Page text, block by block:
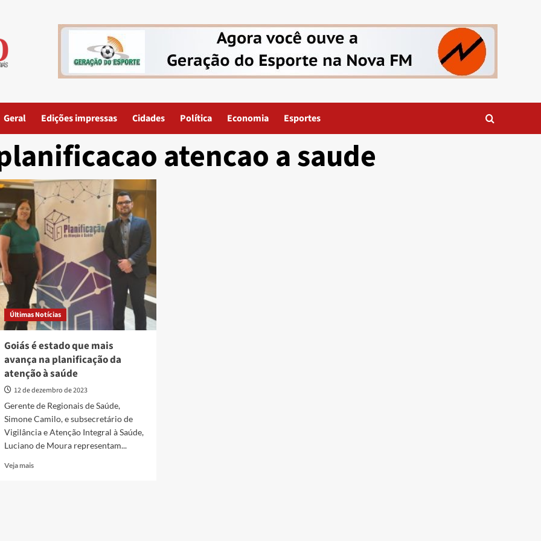
Geral Edições impressas Cidades Política Economia Esportes
atencao a saude
Últimas Notícias
Goiás é estado que mais
avança na planificação da
atenção à saúde
12 de dezembro de 2023
Gerente de Regionais de Saúde,
Simone Camilo, e subsecretário de
Vigilância e Atenção Integral à Saúde,
Luciano de Moura representam...
Veja maisRead